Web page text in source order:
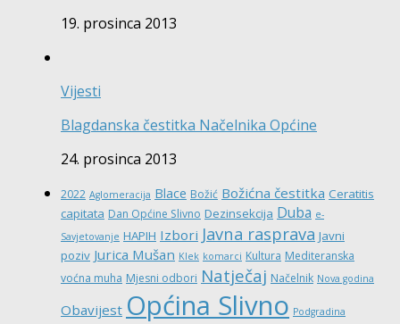
19. prosinca 2013
Vijesti
Blagdanska čestitka Načelnika Općine
24. prosinca 2013
2022 Aglomeracija Blace Božić Božićna čestitka Ceratitis
capitata Dan Općine Slivno Dezinsekcija Duba e-
Savjetovanje HAPIH Izbori Javna rasprava Javni
poziv Jurica Mušan Klek komarci Kultura Mediteranska
voćna muha Mjesni odbori Natječaj Načelnik Nova godina
Obavijest Općina Slivno Podgradina